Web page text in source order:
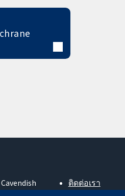
ติดต่อเรา